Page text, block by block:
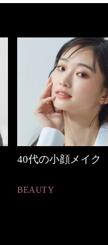
40代の小顔メイク
BEAUTY